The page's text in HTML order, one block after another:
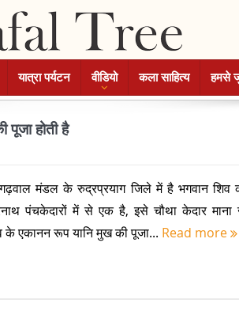
यात्रा पर्यटन वीडियो कला साहित्य हमसे
होती है
मंडल के रुद्रप्रयाग जिले में है भगवान शिव
पंचकेदारों में से एक है, इसे चौथा केदार माना
के एकानन रूप यानि मुख की पूजा... Read more